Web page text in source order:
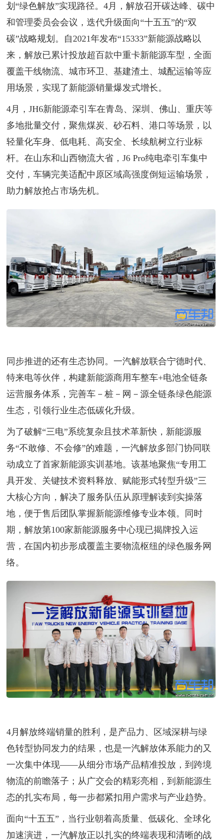
划“绿色解放”实现路径。4月，解放召开碳达峰、碳中
和管理委员会会议，迭代升级面向“十五五”的“双
碳”战略规划。自2021年发布“15333”新能源战略以
来，解放已累计投放超百款中重卡新能源车型，全面
覆盖干线物流、城市环卫、基建渣土、城配运输等应
用场景，实现了新能源销量爆发式增长。
4月，JH6新能源牵引车在青岛、深圳、佛山、重庆等
多地批量交付，聚焦煤炭、砂石料、港口等场景，以
轻量化车身、低电耗、高安全、长续航树立行业标
杆。在山东和山西物流大省，J6 Pro纯电牵引车集中
交付，车辆完美适配中原区域高强度倒短运输场景，
助力解放抢占市场先机。
同步推进的还有生态协同。一汽解放联合宁德时代、
特来电等伙伴，构建新能源商用车整车+电池全链条
运营服务体系，完善车－桩－网－源全链条绿色能源
生态，引领行业生态低碳化升级。
为了破解“三电”系统复杂且技术革新快，新能源服
务“不敢修、不会修”的难题，一汽解放多部门协同联
动成立了首家新能源实训基地。该基地聚焦“专用工
具开发、关键技术资料释放、赋能形式转型升级”三
大核心方向，解决了服务队伍从原理解读到实操落
地，便于售后团队掌握新能源维修专业本领。同时
期，解放第100家新能源服务中心现已揭牌投入运
营，在国内初步形成覆盖主要物流枢纽的绿色服务网
络。
4月解放终端销量的胜利，是产品力、区域深耕与绿
色转型协同发力的结果，也是一汽解放体系能力的又
一次集中体现——从细分市场产品精准投放，到跨境
物流的前瞻落子；从广交会的精彩亮相，到新能源生
态的扎实布局，每一步都紧扣用户需求与产业趋势。
面向“十五五”，当行业朝着高质量、低碳化、全球化
加速演进，一汽解放正以扎实的终端表现和清晰的战